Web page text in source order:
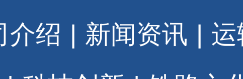
介绍 | 新闻资讯 | 运